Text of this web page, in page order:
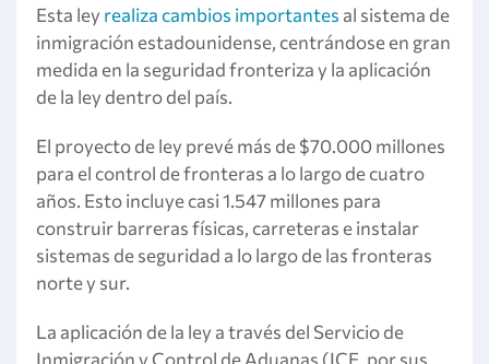
Esta ley realiza cambios importantes al sistema de
inmigración estadounidense, centrándose en gran
medida en la seguridad fronteriza y la aplicación
de la ley dentro del país.
El proyecto de ley prevé más de $70.000 millones
para el control de fronteras a lo largo de cuatro
años. Esto incluye casi 1.547 millones para
construir barreras físicas, carreteras e instalar
sistemas de seguridad a lo largo de las fronteras
norte y sur.
La aplicación de la ley a través del Servicio de
Inmigración y Control de Aduanas (ICE, por sus